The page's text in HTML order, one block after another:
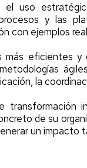
el uso
y las
con ejemplos
más eficientes
la
transformación
de su
un impacto